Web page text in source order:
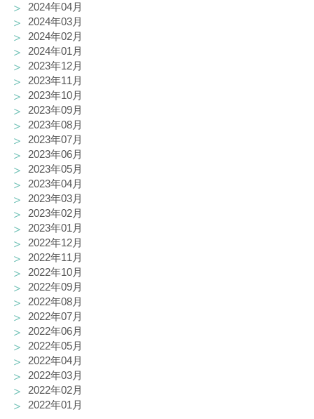
2024年04月
2024年03月
2024年02月
2024年01月
2023年12月
2023年11月
2023年10月
2023年09月
2023年08月
2023年07月
2023年06月
2023年05月
2023年04月
2023年03月
2023年02月
2023年01月
2022年12月
2022年11月
2022年10月
2022年09月
2022年08月
2022年07月
2022年06月
2022年05月
2022年04月
2022年03月
2022年02月
2022年01月